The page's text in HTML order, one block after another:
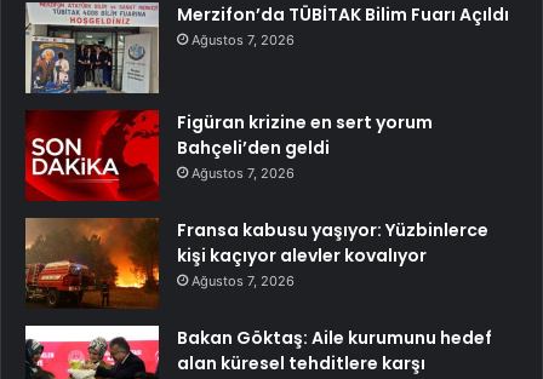
Merzifon’da TÜBİTAK Bilim Fuarı Açıldı
Ağustos 7, 2026
Figüran krizine en sert yorum
Bahçeli’den geldi
Ağustos 7, 2026
Fransa kabusu yaşıyor: Yüzbinlerce
kişi kaçıyor alevler kovalıyor
Ağustos 7, 2026
Bakan Göktaş: Aile kurumunu hedef
alan küresel tehditlere karşı